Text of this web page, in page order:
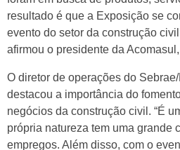
resultado é que a Exposição se
evento do setor da construção
afirmou o presidente da
O diretor de operações do
destacou a importância do
negócios da construção civil. “É
própria natureza tem uma grande
empregos. Além disso, com o